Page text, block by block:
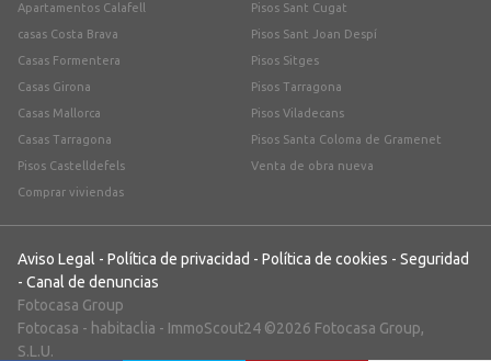
Apartamentos Calafell
casas Costa Brava
Casas Formentera
Casas Girona
Casas Mallorca
Casas Tarragona
Pisos Castelldefels
Comprar viviendas
Pisos Sant Cugat
Pisos Sant Joan Despí
Pisos Sitges
Pisos Tarragona
Pisos Viladecans
Pisos Santa Coloma de Gramenet
Venta de obra nueva
Aviso Legal - Política de privacidad - Política de cookies - Seguridad
- Canal de denuncias
Fotocasa Group
Fotocasa - habitaclia - ImmoScout24 ©2026 Fotocasa Group,
S.L.U.